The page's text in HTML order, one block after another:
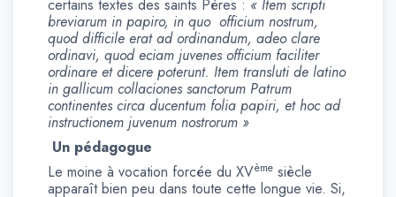
certains textes des saints Pères : « Item scripti
breviarum in papiro, in quo officium nostrum,
quod difficile erat ad ordinandum, adeo clare
ordinavi, quod eciam juvenes officium faciliter
ordinare et dicere poterunt. Item transluti de latino
in gallicum collaciones sanctorum Patrum
continentes circa ducentum folia papiri, et hoc ad
instructionem juvenum nostrorum »
Un pédagogue
Le moine à vocation forcée du XVème siècle
apparaît bien peu dans toute cette longue vie. Si,